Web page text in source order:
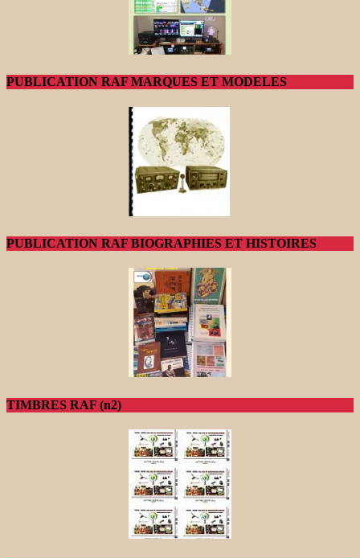
PUBLICATION RAF MARQUES ET MODELES
PUBLICATION RAF BIOGRAPHIES ET HISTOIRES
TIMBRES RAF (n2)